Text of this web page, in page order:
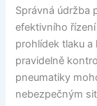
Správná údržba
efektivního
prohlídek tlaku
pravidelně
pneumatiky
nebezpečným